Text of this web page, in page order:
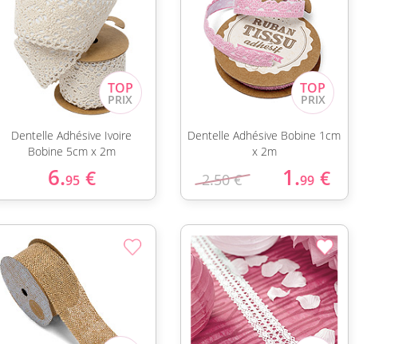
Dentelle Adhésive Ivoire
Bobine 5cm x 2m
6.95 €
Dentelle Adhésive Bobine 1cm
x 2m
2.50 € 1.99 €